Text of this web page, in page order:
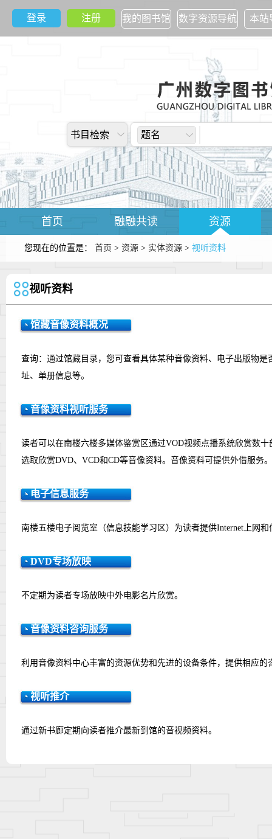
登录 注册 我的图书馆 数字资源导航 本站
书目检索 题名
首页 融融共读 资源
您现在的位置是： 首页 > 资源 > 实体资源 > 视听资料
视听资料
馆藏音像资料概况
查询：通过馆藏目录，您可查看具体某种音像资料、电子出版物
址、单册信息等。
音像资料视听服务
读者可以在南楼六楼多媒体鉴赏区通过VOD视频点播系统欣赏数
选取欣赏DVD、VCD和CD等音像资料。音像资料可提供外借服务。
电子信息服务
南楼五楼电子阅览室（信息技能学习区）为读者提供Internet上网
DVD专场放映
不定期为读者专场放映中外电影名片欣赏。
音像资料咨询服务
利用音像资料中心丰富的资源优势和先进的设备条件，提供相应的
视听推介
通过新书廊定期向读者推介最新到馆的音视频资料。